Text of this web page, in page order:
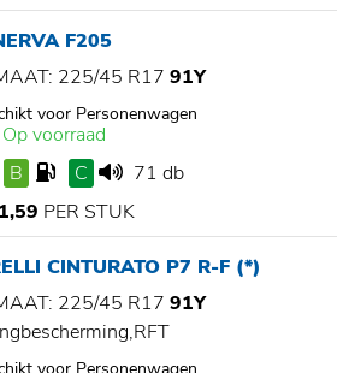
F205
225/45 R17 91Y
voor Personenwagen
Op voorraad
B
C
71 db
PER STUK
CINTURATO P7 R-F (*)
225/45 R17 91Y